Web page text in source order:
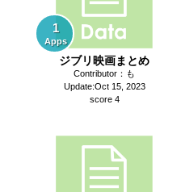
1
Apps
ジブリ映画まとめ
Contributor：も
Update:Oct 15, 2023
score 4